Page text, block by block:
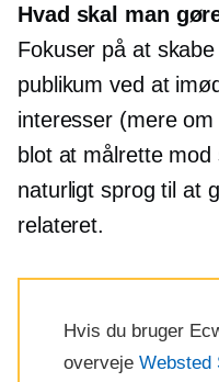
Hvad skal man
Fokuser på at
publikum ved at
interesser (mere
blot at målrette
naturligt sprog til at
relateret.
Hvis du bruger
overveje Websted